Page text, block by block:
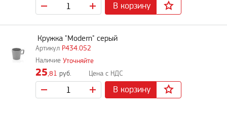
В корзину
P434.052
Кружка "Modern" серый
Уточняйте
25,81 руб.
В корзину